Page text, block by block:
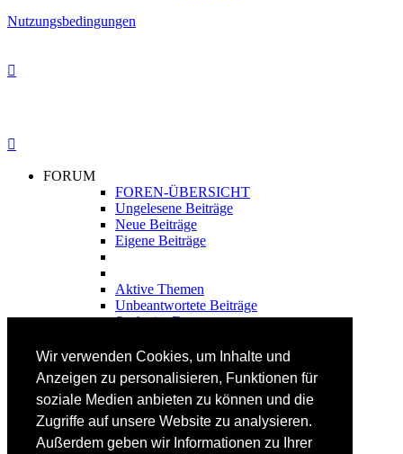
Wir verwenden Cookies, um Inhalte und
Anzeigen zu personalisieren, Funktionen für
soziale Medien anbieten zu können und die
Zugriffe auf unsere Website zu analysieren.
Außerdem geben wir Informationen zu Ihrer
Nutzungsbedingungen
FORUM
FOREN-ÜBERSICHT
Ungelesene Beiträge
Neue Beiträge
Eigene Beiträge
Aktive Themen
Unbeantwortete Beiträge
Suche im Forum
FAHRTECHNIK
Fortgeschrittene
Lehrplan
Videoanalyse